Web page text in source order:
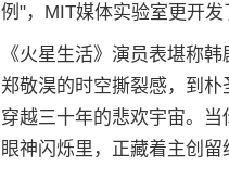
例"，MIT媒体实验室更开发
《火星生活》演员表堪称
郑敬淏的时空撕裂感，到
穿越三十年的悲欢宇宙。
眼神闪烁里，正藏着主创留